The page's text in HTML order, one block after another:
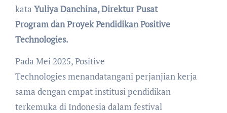
kata Yuliya Danchina, Direktur Pusat
Program dan Proyek Pendidikan Positive
Technologies.
Pada Mei 2025, Positive
Technologies menandatangani perjanjian kerja
sama dengan empat institusi pendidikan
terkemuka di Indonesia dalam festival